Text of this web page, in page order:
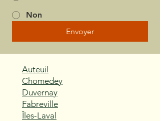
Non
Envoyer
Auteuil
Chomedey
Duvernay
Fabreville
Îles-Laval